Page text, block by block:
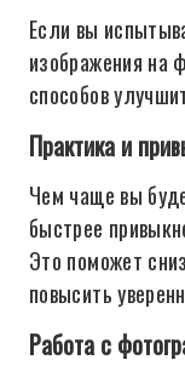
Если вы
изображения на
способов
Практика и
Чем чаще вы
быстрее
Это поможет
повысить
Работа с